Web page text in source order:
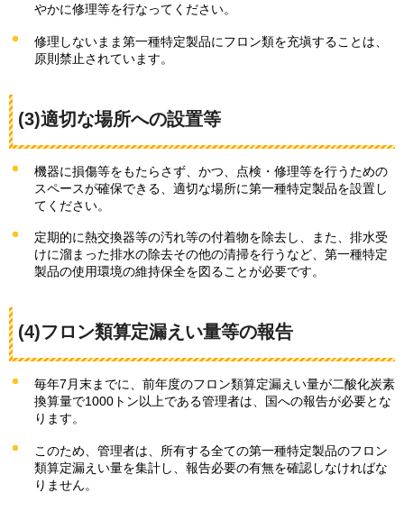
やかに修理等を行なってください。
修理しないまま第一種特定製品にフロン類を充塡することは、
原則禁止されています。
(3)適切な場所への設置等
機器に損傷等をもたらさず、かつ、点検・修理等を行うための
スペースが確保できる、適切な場所に第一種特定製品を設置し
てください。
定期的に熱交換器等の汚れ等の付着物を除去し、また、排水受
けに溜まった排水の除去その他の清掃を行うなど、第一種特定
製品の使用環境の維持保全を図ることが必要です。
(4)フロン類算定漏えい量等の報告
毎年7月末までに、前年度のフロン類算定漏えい量が二酸化炭素
換算量で1000トン以上である管理者は、国への報告が必要とな
ります。
このため、管理者は、所有する全ての第一種特定製品のフロン
類算定漏えい量を集計し、報告必要の有無を確認しなければな
りません。